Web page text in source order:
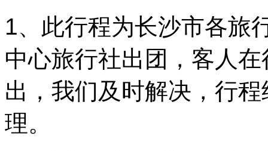
1、此行程为长沙市各旅
中心旅行社出团，客人
出，我们及时解决，行
理。